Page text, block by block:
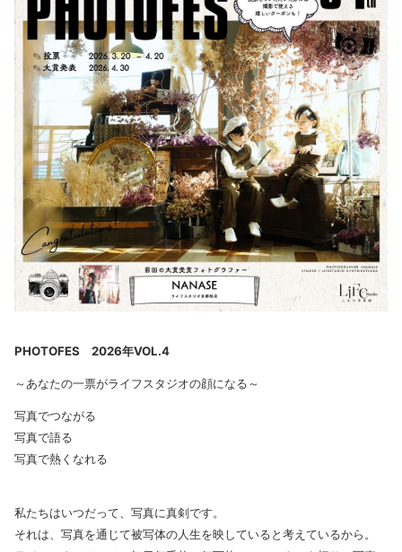
PHOTOFES 2026年VOL.4
～あなたの一票がライフスタジオの顔になる～
写真でつながる
写真で語る
写真で熱くなれる
私たちはいつだって、写真に真剣です。
それは、写真を通じて被写体の人生を映していると考えているから。